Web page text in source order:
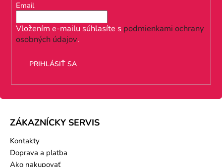
Email
Vložením e-mailu súhlasíte s podmienkami ochrany
osobných údajov.
PRIHLÁSIŤ SA
ZÁKAZNÍCKY SERVIS
Kontakty
Doprava a platba
Ako nakupovať